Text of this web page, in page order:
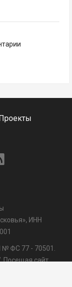
ИНН
ФС 77 - 70501.
Посещая сайт